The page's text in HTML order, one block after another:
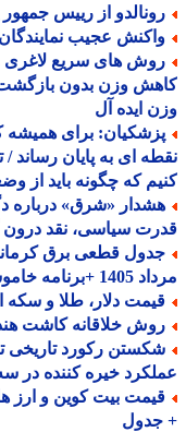
از رییس جمهور
عجیب نمایندگان
های سریع لاغری و
وزن بدون بازگشت،
ایده آل
برای همیشه که
ای به پایان رساند /
که چگونه باید از
«شرق» درباره
سیاسی، نقد درون
کنگاور، جوانرود، صحنه و...
دلار، طلا و سکه امروز 18 مرداد
خلاقانه کاشت هندوانه
رکورد تاریخی
خیره کننده در سه